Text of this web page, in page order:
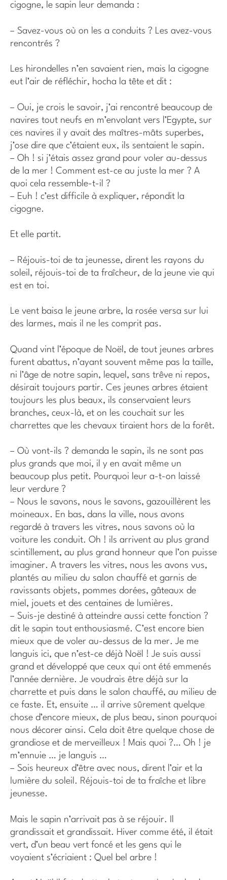
cigogne, le sapin leur demanda :
– Savez-vous où on les a conduits ? Les avez-vous
rencontrés ?
Les hirondelles n’en savaient rien, mais la cigogne
eut l’air de réfléchir, hocha la tête et dit :
– Oui, je crois le savoir, j’ai rencontré beaucoup de
navires tout neufs en m’envolant vers l’Egypte, sur
ces navires il y avait des maîtres-mâts superbes,
j’ose dire que c’étaient eux, ils sentaient le sapin.
– Oh ! si j’étais assez grand pour voler au-dessus
de la mer ! Comment est-ce au juste la mer ? A
quoi cela ressemble-t-il ?
– Euh ! c’est difficile à expliquer, répondit la
cigogne.
Et elle partit.
– Réjouis-toi de ta jeunesse, dirent les rayons du
soleil, réjouis-toi de ta fraîcheur, de la jeune vie qui
est en toi.
Le vent baisa le jeune arbre, la rosée versa sur lui
des larmes, mais il ne les comprit pas.
Quand vint l’époque de Noël, de tout jeunes arbres
furent abattus, n’ayant souvent même pas la taille,
ni l’âge de notre sapin, lequel, sans trêve ni repos,
désirait toujours partir. Ces jeunes arbres étaient
toujours les plus beaux, ils conservaient leurs
branches, ceux-là, et on les couchait sur les
charrettes que les chevaux tiraient hors de la forêt.
– Où vont-ils ? demanda le sapin, ils ne sont pas
plus grands que moi, il y en avait même un
beaucoup plus petit. Pourquoi leur a-t-on laissé
leur verdure ?
– Nous le savons, nous le savons, gazouillèrent les
moineaux. En bas, dans la ville, nous avons
regardé à travers les vitres, nous savons où la
voiture les conduit. Oh ! ils arrivent au plus grand
scintillement, au plus grand honneur que l’on puisse
imaginer. A travers les vitres, nous les avons vus,
plantés au milieu du salon chauffé et garnis de
ravissants objets, pommes dorées, gâteaux de
miel, jouets et des centaines de lumières.
– Suis-je destiné à atteindre aussi cette fonction ?
dit le sapin tout enthousiasmé. C’est encore bien
mieux que de voler au-dessus de la mer. Je me
languis ici, que n’est-ce déjà Noël ! Je suis aussi
grand et développé que ceux qui ont été emmenés
l’année dernière. Je voudrais être déjà sur la
charrette et puis dans le salon chauffé, au milieu de
ce faste. Et, ensuite … il arrive sûrement quelque
chose d’encore mieux, de plus beau, sinon pourquoi
nous décorer ainsi. Cela doit être quelque chose de
grandiose et de merveilleux ! Mais quoi ?… Oh ! je
m’ennuie … je languis …
– Sois heureux d’être avec nous, dirent l’air et la
lumière du soleil. Réjouis-toi de ta fraîche et libre
jeunesse.
Mais le sapin n’arrivait pas à se réjouir. Il
grandissait et grandissait. Hiver comme été, il était
vert, d’un beau vert foncé et les gens qui le
voyaient s’écriaient : Quel bel arbre !